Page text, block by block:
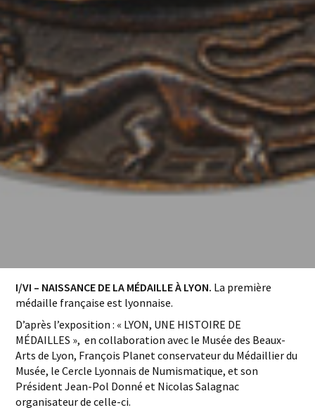
I/VI – NAISSANCE DE LA MÉDAILLE À LYON. La première
médaille française est lyonnaise.
D’après l’exposition : « LYON, UNE HISTOIRE DE
MÉDAILLES », en collaboration avec le Musée des Beaux-
Arts de Lyon, François Planet conservateur du Médaillier du
Musée, le Cercle Lyonnais de Numismatique, et son
Président Jean-Pol Donné et Nicolas Salagnac
organisateur de celle-ci.